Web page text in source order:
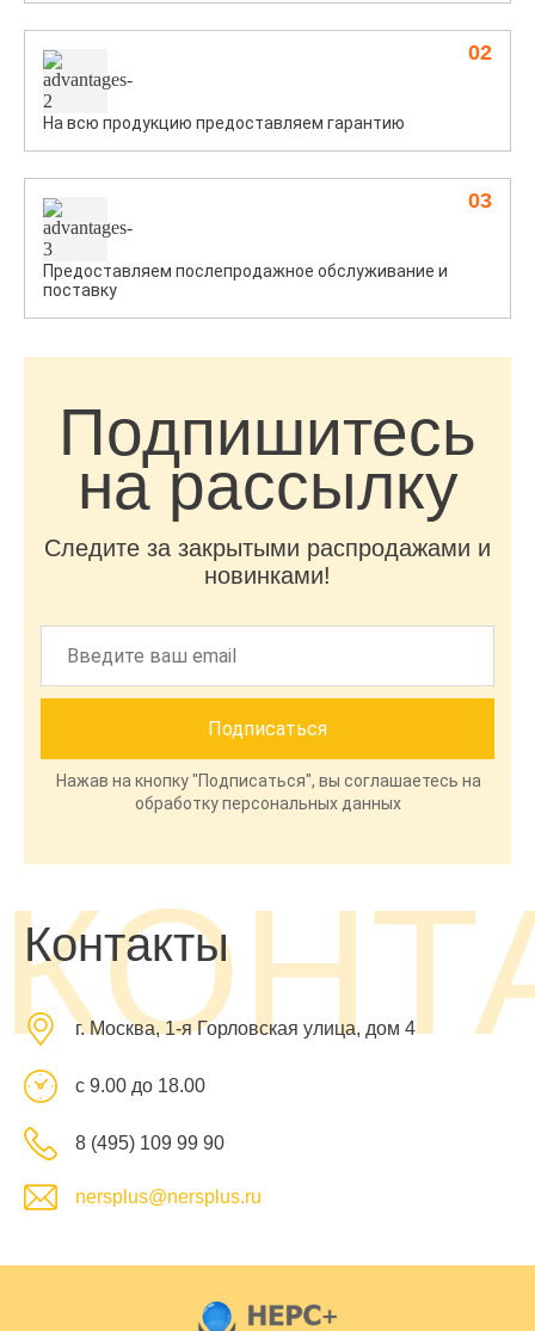
На всю продукцию предоставляем гарантию
02
Предоставляем послепродажное обслуживание и
поставку
03
Подпишитесь
на рассылку
Следите за закрытыми распродажами и
новинками!
Нажав на кнопку "Подписаться", вы соглашаетесь на
обработку персональных данных
Контакты
г. Москва, 1-я Горловская улица, дом 4
с 9.00 до 18.00
8 (495) 109 99 90
nersplus@nersplus.ru